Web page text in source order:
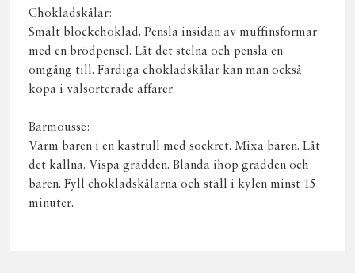
Chokladskålar:
Smält blockchoklad. Pensla insidan av muffinsformar
med en brödpensel. Låt det stelna och pensla en
omgång till. Färdiga chokladskålar kan man också
köpa i välsorterade affärer.
Bärmousse:
Värm bären i en kastrull med sockret. Mixa bären. Låt
det kallna. Vispa grädden. Blanda ihop grädden och
bären. Fyll chokladskålarna och ställ i kylen minst 15
minuter.